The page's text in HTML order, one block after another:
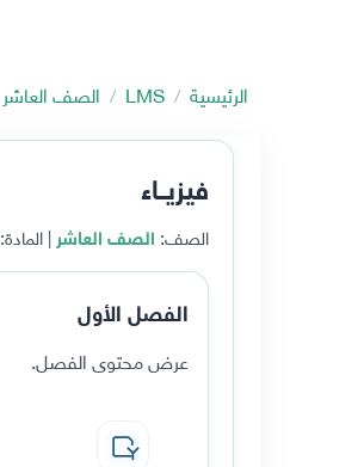
الرئيسية LMS الصف العاشر
فيزيــاء
الصف: الصف العاشر | المادة:
الفصل الأول
عرض محتوى الفصل.